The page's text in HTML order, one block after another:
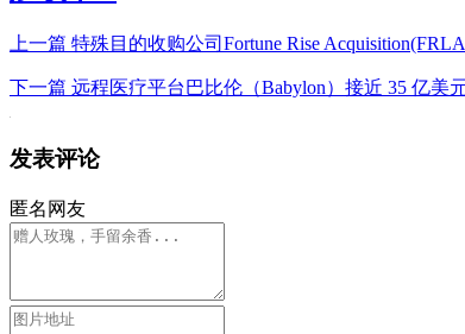
上一篇 特殊目的收购公司Fortune Rise
下一篇 远程医疗平台巴比伦（Babylon）接近 35 亿美
发表评论
匿名网友